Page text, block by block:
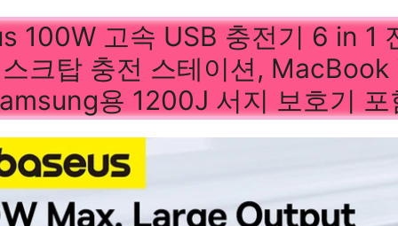
100W 고속 USB 충전기 6 in 1
크탑 충전 스테이션,
용 1200J 서지 보호기 포